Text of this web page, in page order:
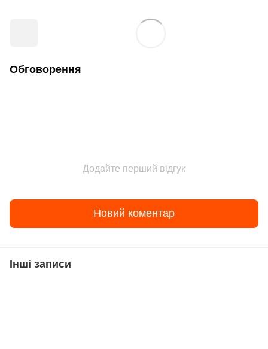
Обговорення
Додайте перший відгук
Новий коментар
Інші записи